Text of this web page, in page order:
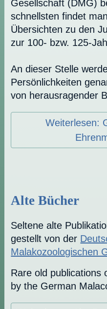
Gesellschaft (DMG)
schnellsten findet
Übersichten zu den
zur 100- bzw. 125-
An dieser Stelle
Persönlichkeiten
von herausragender
Weiterlesen:
Alte Bücher
Seltene alte
gestellt von der
Malakozoologischen
Rare old publications
by the German